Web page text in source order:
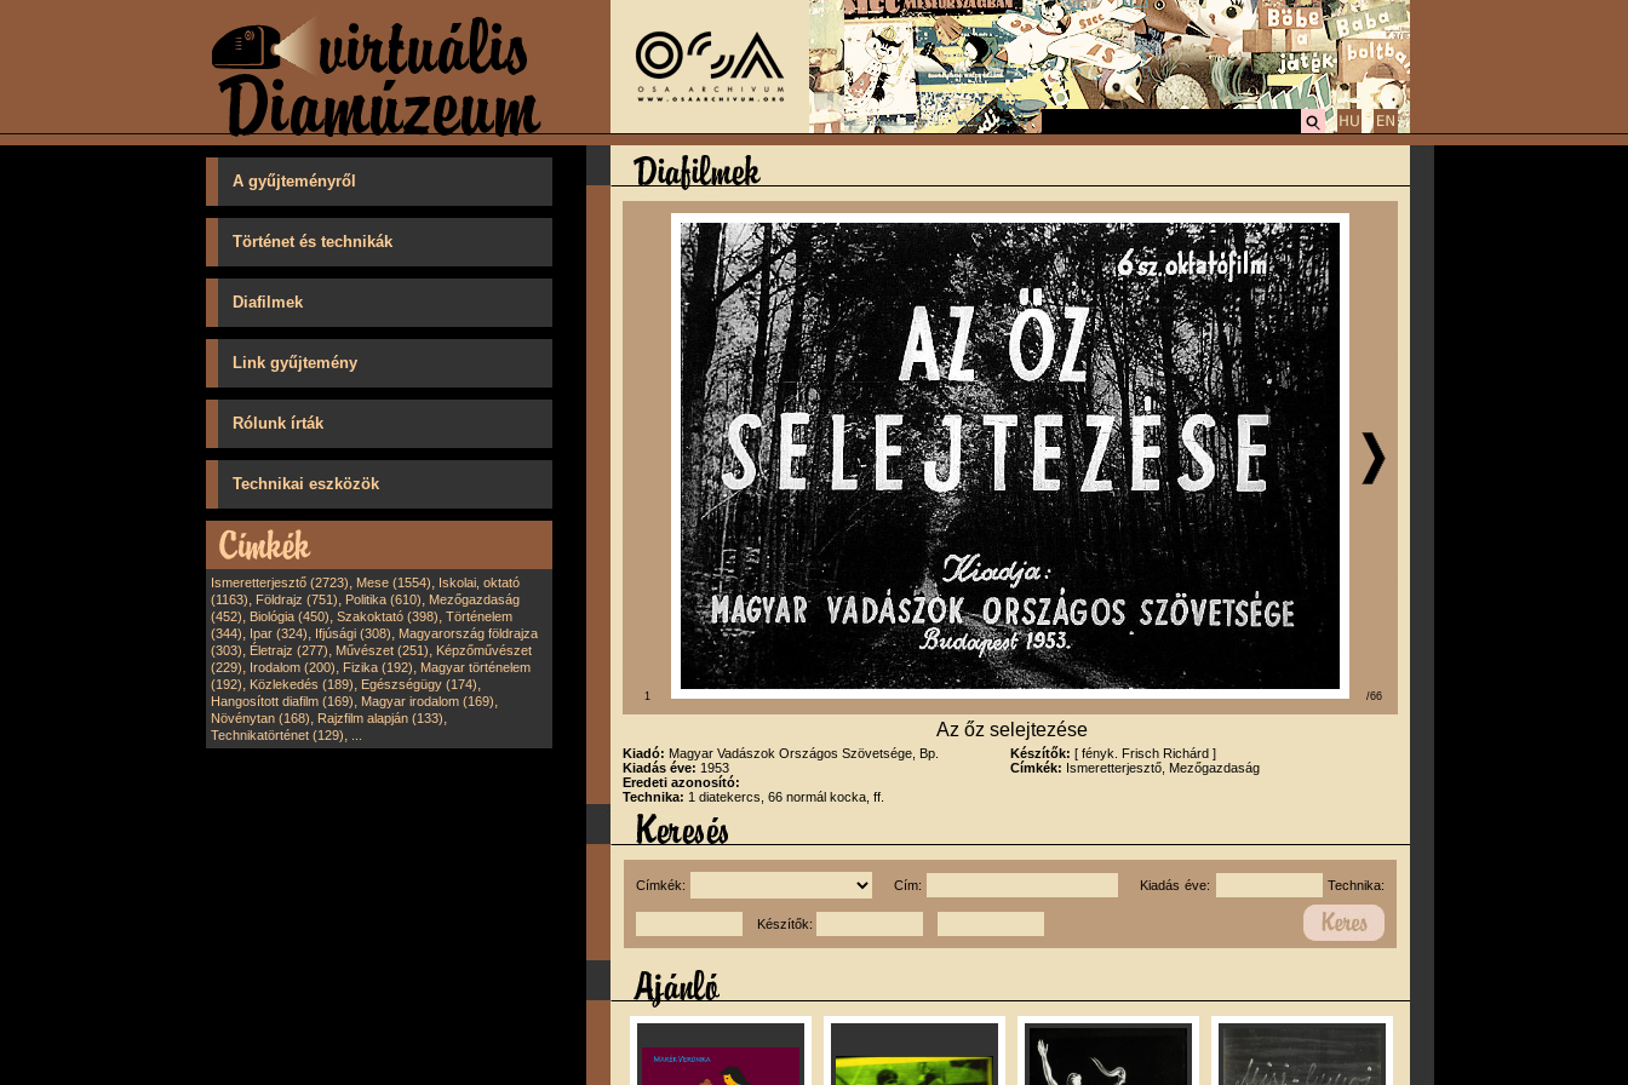
A gyűjteményről
Történet és technikák
Diafilmek
Link gyűjtemény
Rólunk írták
Technikai eszközök
Ismeretterjesztő (2723), Mese (1554), Iskolai, oktató
(1163), Földrajz (751), Politika (610), Mezőgazdaság
(452), Biológia (450), Szakoktató (398), Történelem
(344), Ipar (324), Ifjúsági (308), Magyarország földrajza
(303), Életrajz (277), Művészet (251), Képzőművészet
(229), Irodalom (200), Fizika (192), Magyar történelem
(192), Közlekedés (189), Egészségügy (174),
Hangosított diafilm (169), Magyar irodalom (169),
Növénytan (168), Rajzfilm alapján (133),
Technikatörténet (129),
1 /66
Az őz selejtezése
Kiadó: Magyar Vadászok Országos Szövetsége, Bp.
Kiadás éve: 1953
Eredeti azonosító:
Technika: 1 diatekercs, 66 normál kocka, ff.
Készítők: [ fényk. Frisch Richárd ]
Címkék: Ismeretterjesztő, Mezőgazdaság
Címkék: Cím: Kiadás éve: Technika:
Készítők: